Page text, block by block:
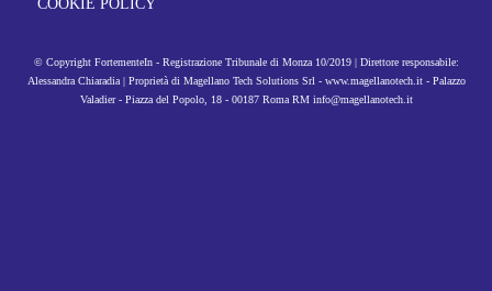
COOKIE POLICY
© Copyright FortementeIn - Registrazione Tribunale di Monza 10/2019 | Direttore responsabile:
Alessandra Chiaradia | Proprietà di Magellano Tech Solutions Srl - www.magellanotech.it - Palazzo
Valadier - Piazza del Popolo, 18 - 00187 Roma RM info@magellanotech.it